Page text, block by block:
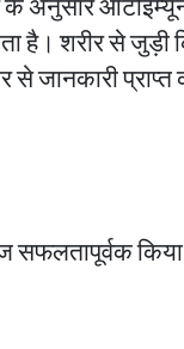
है। शरीर से
जानकारी प्राप्त
सफलतापूर्वक